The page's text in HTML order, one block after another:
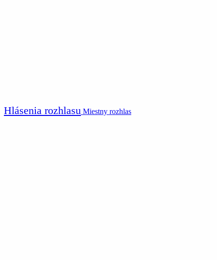
Hlásenia rozhlasu Miestny rozhlas